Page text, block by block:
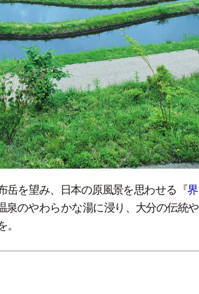
岳を望み、日本の原風景を思わせる『界
泉のやわらかな湯に浸り、大分の伝統や